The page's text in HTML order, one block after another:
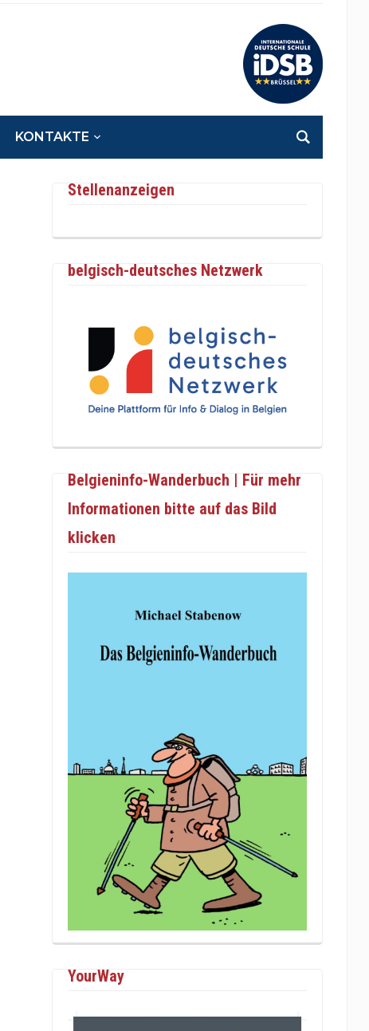
KONTAKTE
Stellenanzeigen
belgisch-deutsches Netzwerk
Belgieninfo-Wanderbuch | Für mehr
Informationen bitte auf das Bild
klicken
YourWay